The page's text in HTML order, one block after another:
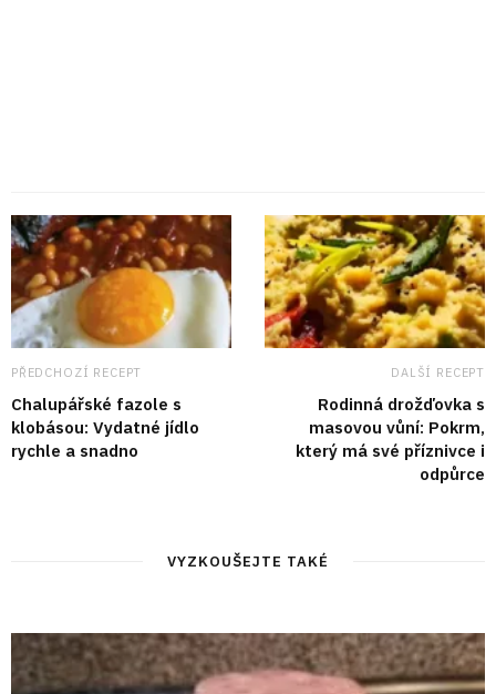
PŘEDCHOZÍ RECEPT
Chalupářské fazole s
klobásou: Vydatné jídlo
rychle a snadno
DALŠÍ RECEPT
Rodinná drožďovka s
masovou vůní: Pokrm,
který má své příznivce i
odpůrce
VYZKOUŠEJTE TAKÉ